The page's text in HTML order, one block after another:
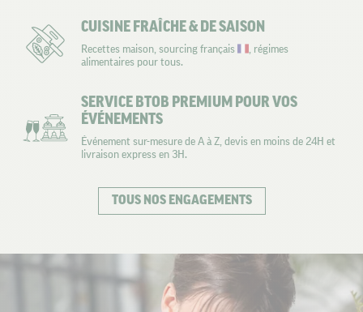
TOUS NOS ENGAGEMENTS
CUISINE FRAÎCHE & DE SAISON
Recettes maison, sourcing français
, régimes
alimentaires pour tous.
SERVICE BTOB PREMIUM POUR VOS
ÉVÉNEMENTS
Événement sur-mesure de A à Z, devis en moins de 24H et
livraison express en 3H.